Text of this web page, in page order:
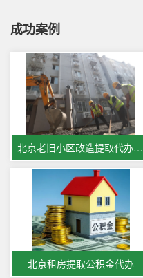
成功案例
北京老旧小区改造提取代办公积金
北京租房提取公积金代办